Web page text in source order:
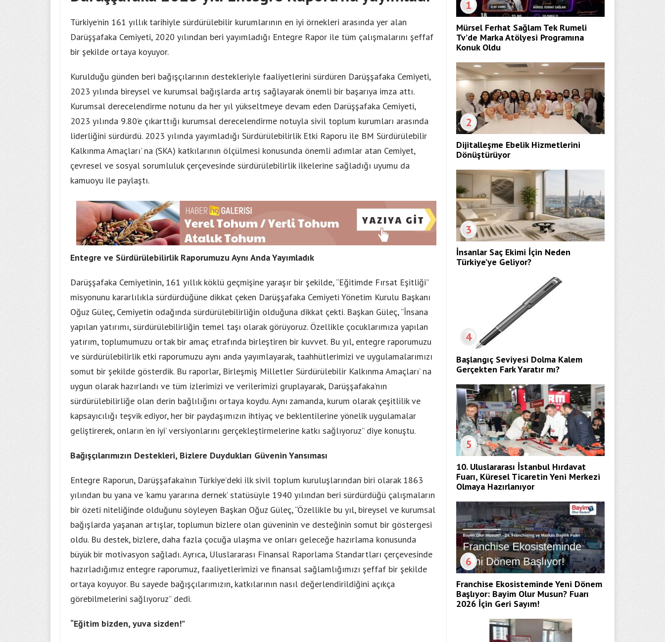
Türkiye’nin 161 yıllık tarihiyle sürdürülebilir kurumlarının en iyi örnekleri arasında yer alan
Darüşşafaka Cemiyeti, 2020 yılından beri yayımladığı Entegre Rapor ile tüm çalışmalarını şeffaf
bir şekilde ortaya koyuyor.
Kurulduğu günden beri bağışçılarının destekleriyle faaliyetlerini sürdüren Darüşşafaka Cemiyeti,
2023 yılında bireysel ve kurumsal bağışlarda artış sağlayarak önemli bir başarıya imza attı.
Kurumsal derecelendirme notunu da her yıl yükseltmeye devam eden Darüşşafaka Cemiyeti,
2023 yılında 9.80’e çıkarttığı kurumsal derecelendirme notuyla sivil toplum kurumları arasında
liderliğini sürdürdü. 2023 yılında yayımladığı Sürdürülebilirlik Etki Raporu ile BM Sürdürülebilir
Kalkınma Amaçları’ na (SKA) katkılarının ölçülmesi konusunda önemli adımlar atan Cemiyet,
çevresel ve sosyal sorumluluk çerçevesinde sürdürülebilirlik ilkelerine sağladığı uyumu da
kamuoyu ile paylaştı.
Entegre ve Sürdürülebilirlik Raporumuzu Aynı Anda Yayımladık
Darüşşafaka Cemiyetinin, 161 yıllık köklü geçmişine yaraşır bir şekilde, “Eğitimde Fırsat Eşitliği”
misyonunu kararlılıkla sürdürdüğüne dikkat çeken Darüşşafaka Cemiyeti Yönetim Kurulu Başkanı
Oğuz Güleç, Cemiyetin odağında sürdürülebilirliğin olduğuna dikkat çekti. Başkan Güleç, “İnsana
yapılan yatırımı, sürdürülebilirliğin temel taşı olarak görüyoruz. Özellikle çocuklarımıza yapılan
yatırım, toplumumuzu ortak bir amaç etrafında birleştiren bir kuvvet. Bu yıl, entegre raporumuzu
ve sürdürülebilirlik etki raporumuzu aynı anda yayımlayarak, taahhütlerimizi ve uygulamalarımızı
somut bir şekilde gösterdik. Bu raporlar, Birleşmiş Milletler Sürdürülebilir Kalkınma Amaçları’ na
uygun olarak hazırlandı ve tüm izlerimizi ve verilerimizi gruplayarak, Darüşşafaka’nın
sürdürülebilirliğe olan derin bağlılığını ortaya koydu. Aynı zamanda, kurum olarak çeşitlilik ve
kapsayıcılığı teşvik ediyor, her bir paydaşımızın ihtiyaç ve beklentilerine yönelik uygulamalar
geliştirerek, onların ‘en iyi’ versiyonlarını gerçekleştirmelerine katkı sağlıyoruz” diye konuştu.
Bağışçılarımızın Destekleri, Bizlere Duydukları Güvenin Yansıması
Entegre Raporun, Darüşşafaka’nın Türkiye’deki ilk sivil toplum kuruluşlarından biri olarak 1863
yılından bu yana ve ‘kamu yararına dernek’ statüsüyle 1940 yılından beri sürdürdüğü çalışmaların
bir özeti niteliğinde olduğunu söyleyen Başkan Oğuz Güleç, “Özellikle bu yıl, bireysel ve kurumsal
bağışlarda yaşanan artışlar, toplumun bizlere olan güveninin ve desteğinin somut bir göstergesi
oldu. Bu destek, bizlere, daha fazla çocuğa ulaşma ve onları geleceğe hazırlama konusunda
büyük bir motivasyon sağladı. Ayrıca, Uluslararası Finansal Raporlama Standartları çerçevesinde
hazırladığımız entegre raporumuz, faaliyetlerimizi ve finansal sağlamlığımızı şeffaf bir şekilde
ortaya koyuyor. Bu sayede bağışçılarımızın, katkılarının nasıl değerlendirildiğini açıkça
görebilmelerini sağlıyoruz” dedi.
“Eğitim bizden, yuva sizden!”
1
Mürsel Ferhat Sağlam Tek Rumeli
Tv’de Marka Atölyesi Programına
Konuk Oldu
2
Dijitalleşme Ebelik Hizmetlerini
Dönüştürüyor
3
İnsanlar Saç Ekimi İçin Neden
Türkiye’ye Geliyor?
4
Başlangıç Seviyesi Dolma Kalem
Gerçekten Fark Yaratır mı?
5
10. Uluslararası İstanbul Hırdavat
Fuarı, Küresel Ticaretin Yeni Merkezi
Olmaya Hazırlanıyor
6
Franchise Ekosisteminde Yeni Dönem
Başlıyor: Bayim Olur Musun? Fuarı
2026 İçin Geri Sayım!